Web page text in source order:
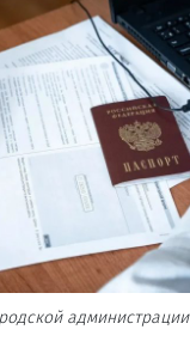
администрации